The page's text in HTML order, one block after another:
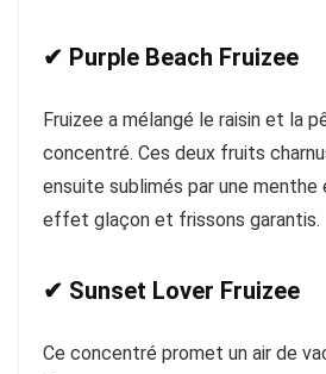
✔ Purple Beach Fruizee
Fruizee a mélangé le raisin et la
concentré. Ces deux fruits
ensuite sublimés par une menthe
effet glaçon et frissons garantis.
✔ Sunset Lover Fruizee
Ce concentré promet un air de